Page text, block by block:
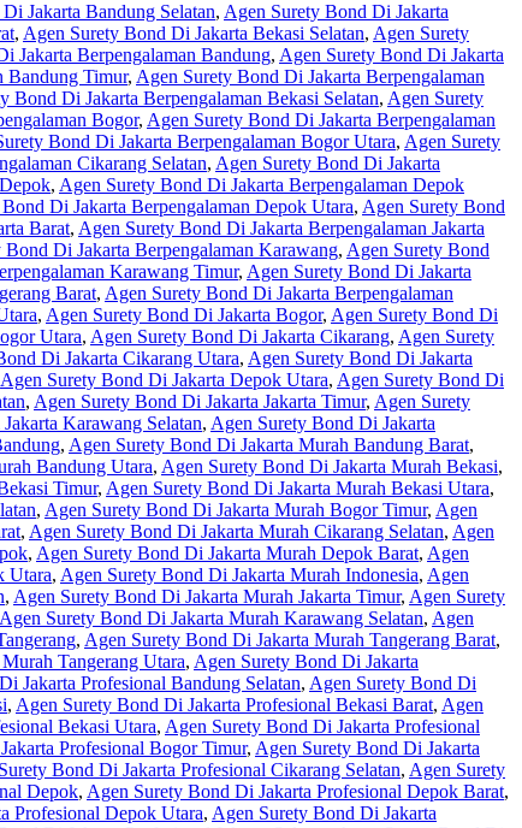
Jakarta Bandung Selatan, Agen Surety Bond Di Jakarta
, Agen Surety Bond Di Jakarta Bekasi Selatan, Agen Surety
Jakarta Berpengalaman Bandung, Agen Surety Bond Di Jakarta
Bandung Timur, Agen Surety Bond Di Jakarta Berpengalaman
Bond Di Jakarta Berpengalaman Bekasi Selatan, Agen Surety
Bogor, Agen Surety Bond Di Jakarta Berpengalaman
Bond Di Jakarta Berpengalaman Bogor Utara, Agen Surety
Cikarang Selatan, Agen Surety Bond Di Jakarta
, Agen Surety Bond Di Jakarta Berpengalaman Depok
Di Jakarta Berpengalaman Depok Utara, Agen Surety Bond
Barat, Agen Surety Bond Di Jakarta Berpengalaman Jakarta
Di Jakarta Berpengalaman Karawang, Agen Surety Bond
Karawang Timur, Agen Surety Bond Di Jakarta
Barat, Agen Surety Bond Di Jakarta Berpengalaman
, Agen Surety Bond Di Jakarta Bogor, Agen Surety Bond Di
Utara, Agen Surety Bond Di Jakarta Cikarang, Agen Surety
Di Jakarta Cikarang Utara, Agen Surety Bond Di Jakarta
Agen Surety Bond Di Jakarta Depok Utara, Agen Surety Bond Di
, Agen Surety Bond Di Jakarta Jakarta Timur, Agen Surety
Karawang Selatan, Agen Surety Bond Di Jakarta
, Agen Surety Bond Di Jakarta Murah Bandung Barat,
Bandung Utara, Agen Surety Bond Di Jakarta Murah Bekasi,
Timur, Agen Surety Bond Di Jakarta Murah Bekasi Utara,
, Agen Surety Bond Di Jakarta Murah Bogor Timur, Agen
, Agen Surety Bond Di Jakarta Murah Cikarang Selatan, Agen
, Agen Surety Bond Di Jakarta Murah Depok Barat, Agen
Utara, Agen Surety Bond Di Jakarta Murah Indonesia, Agen
, Agen Surety Bond Di Jakarta Murah Jakarta Timur, Agen Surety
Agen Surety Bond Di Jakarta Murah Karawang Selatan, Agen
, Agen Surety Bond Di Jakarta Murah Tangerang Barat,
Tangerang Utara, Agen Surety Bond Di Jakarta
Jakarta Profesional Bandung Selatan, Agen Surety Bond Di
, Agen Surety Bond Di Jakarta Profesional Bekasi Barat, Agen
Bekasi Utara, Agen Surety Bond Di Jakarta Profesional
Profesional Bogor Timur, Agen Surety Bond Di Jakarta
Bond Di Jakarta Profesional Cikarang Selatan, Agen Surety
Depok, Agen Surety Bond Di Jakarta Profesional Depok Barat,
Profesional Depok Utara, Agen Surety Bond Di Jakarta